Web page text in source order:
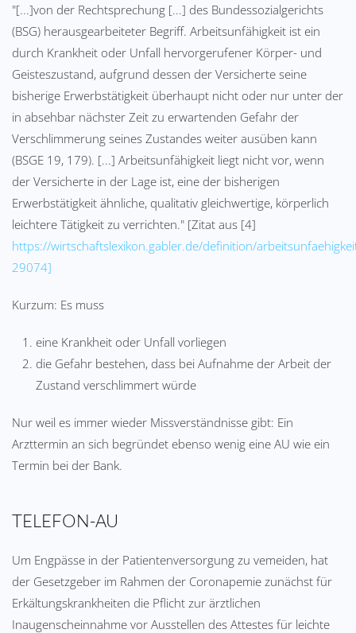
"[...]von der Rechtsprechung [...] des Bundessozialgerichts
(BSG) herausgearbeiteter Begriff. Arbeitsunfähigkeit ist ein
durch Krankheit oder Unfall hervorgerufener Körper- und
Geisteszustand, aufgrund dessen der Versicherte seine
bisherige Erwerbstätigkeit überhaupt nicht oder nur unter der
in absehbar nächster Zeit zu erwartenden Gefahr der
Verschlimmerung seines Zustandes weiter ausüben kann
(BSGE 19, 179). [...] Arbeitsunfähigkeit liegt nicht vor, wenn
der Versicherte in der Lage ist, eine der bisherigen
Erwerbstätigkeit ähnliche, qualitativ gleichwertige, körperlich
leichtere Tätigkeit zu verrichten." [Zitat aus [4]
https://wirtschaftslexikon.gabler.de/definition/
29074]
Kurzum: Es muss
eine Krankheit oder Unfall vorliegen
die Gefahr bestehen, dass bei Aufnahme der Arbeit der
Zustand verschlimmert würde
Nur weil es immer wieder Missverständnisse gibt: Ein
Arzttermin an sich begründet ebenso wenig eine AU wie ein
Termin bei der Bank.
TELEFON-AU
Um Engpässe in der Patientenversorgung zu vemeiden, hat
der Gesetzgeber im Rahmen der Coronapemie zunächst für
Erkältungskrankheiten die Pflicht zur ärztlichen
Inaugenscheinnahme vor Ausstellen des Attestes für leichte